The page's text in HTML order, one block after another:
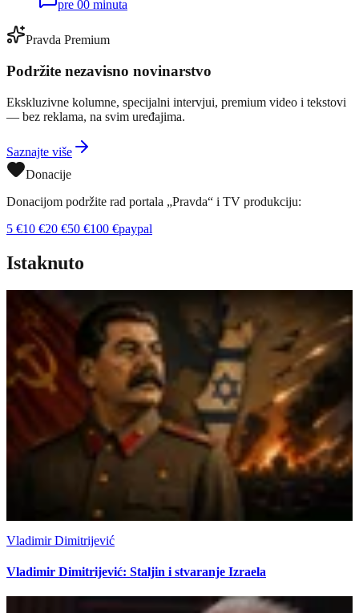
pre 00 minuta
Pravda Premium
Podržite nezavisno novinarstvo
Ekskluzivne kolumne, specijalni intervjui, premium video i tekstovi
— bez reklama, na svim uređajima.
Saznajte više
Donacije
Donacijom podržite rad portala „Pravda“ i TV produkciju:
5 €10 €20 €50 €100 €paypal
Istaknuto
Vladimir Dimitrijević
Vladimir Dimitrijević: Staljin i stvaranje Izraela